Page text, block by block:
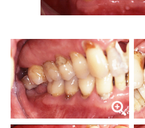
治療の手順
インビザライン・
治療費
症例集